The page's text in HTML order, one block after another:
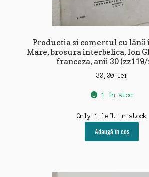
Productia si comertul cu lână
Mare, brosura interbelica, Ion
franceza, anii 30 (zz119/
30,00 lei
1 în stoc
Only 1 left in stock
Adaugă în coș